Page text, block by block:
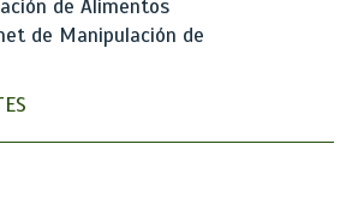
de Alimentos
de Manipulación de